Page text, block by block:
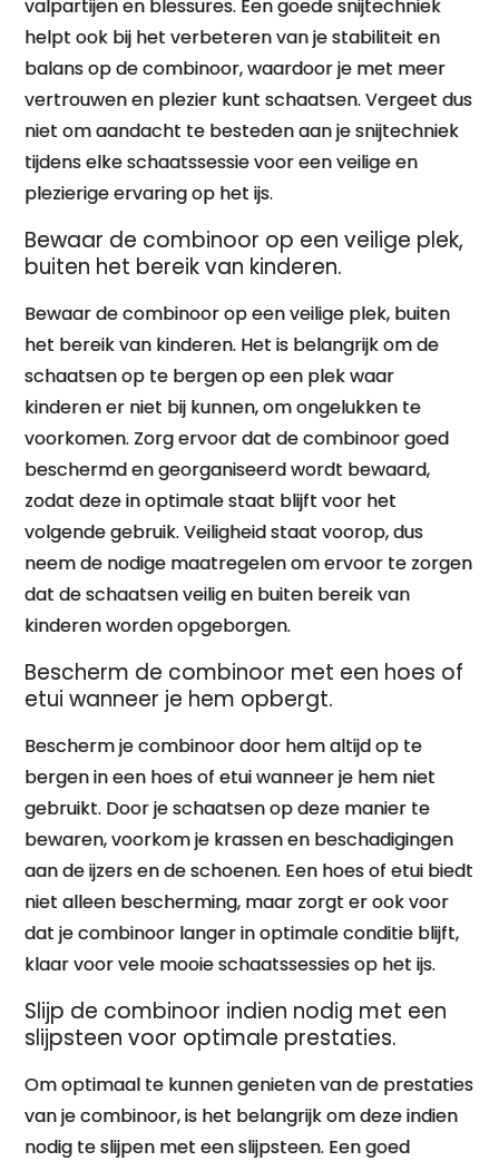
valpartijen en blessures. Een goede snijtechniek
helpt ook bij het verbeteren van je stabiliteit en
balans op de combinoor, waardoor je met meer
vertrouwen en plezier kunt schaatsen. Vergeet dus
niet om aandacht te besteden aan je snijtechniek
tijdens elke schaatssessie voor een veilige en
plezierige ervaring op het ijs.
Bewaar de combinoor op een veilige plek,
buiten het bereik van kinderen.
Bewaar de combinoor op een veilige plek, buiten
het bereik van kinderen. Het is belangrijk om de
schaatsen op te bergen op een plek waar
kinderen er niet bij kunnen, om ongelukken te
voorkomen. Zorg ervoor dat de combinoor goed
beschermd en georganiseerd wordt bewaard,
zodat deze in optimale staat blijft voor het
volgende gebruik. Veiligheid staat voorop, dus
neem de nodige maatregelen om ervoor te zorgen
dat de schaatsen veilig en buiten bereik van
kinderen worden opgeborgen.
Bescherm de combinoor met een hoes of
etui wanneer je hem opbergt.
Bescherm je combinoor door hem altijd op te
bergen in een hoes of etui wanneer je hem niet
gebruikt. Door je schaatsen op deze manier te
bewaren, voorkom je krassen en beschadigingen
aan de ijzers en de schoenen. Een hoes of etui biedt
niet alleen bescherming, maar zorgt er ook voor
dat je combinoor langer in optimale conditie blijft,
klaar voor vele mooie schaatssessies op het ijs.
Slijp de combinoor indien nodig met een
slijpsteen voor optimale prestaties.
Om optimaal te kunnen genieten van de prestaties
van je combinoor, is het belangrijk om deze indien
nodig te slijpen met een slijpsteen. Een goed